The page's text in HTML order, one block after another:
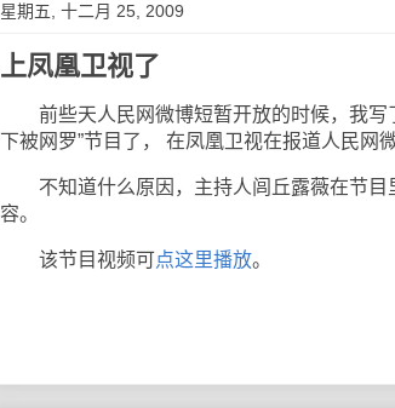
星期五, 十二月 25, 2009
上凤凰卫视了
前些天人民网微博短暂开放的时候，我写
下被网罗”节目了， 在凤凰卫视在报道人民网
不知道什么原因，主持人闾丘露薇在节目
容。
该节目视频可点这里播放。